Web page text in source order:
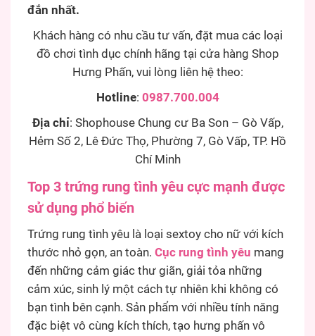
đắn nhất.
Khách hàng có nhu cầu tư vấn, đặt mua các loại
đồ chơi tình dục chính hãng tại cửa hàng Shop
Hưng Phấn, vui lòng liên hệ theo:
Hotline: 0987.700.004
Địa chỉ: Shophouse Chung cư Ba Son – Gò Vấp,
Hẻm Số 2, Lê Đức Thọ, Phường 7, Gò Vấp, TP. Hồ
Chí Minh
Top 3 trứng rung tình yêu cực mạnh được
sử dụng phổ biến
Trứng rung tình yêu là loại sextoy cho nữ với kích
thước nhỏ gọn, an toàn. Cục rung tình yêu mang
đến những cảm giác thư giãn, giải tỏa những
cảm xúc, sinh lý một cách tự nhiên khi không có
bạn tình bên cạnh. Sản phẩm với nhiều tính năng
đặc biệt vô cùng kích thích, tạo hưng phấn vô